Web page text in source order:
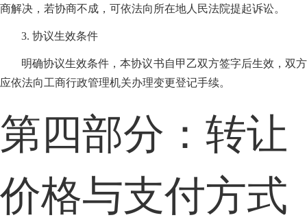
商解决，若协商不成，可依法向所在地人民法院提起诉讼。
3. 协议生效条件
明确协议生效条件，本协议书自甲乙双方签字后生效，双方
应依法向工商行政管理机关办理变更登记手续。
第四部分：转让
价格与支付方式